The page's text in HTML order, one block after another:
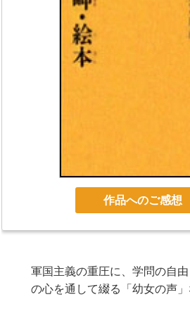
作品へのご感想
軍国主義の重圧に、学問の自
の心を通して綴る「幼女の声